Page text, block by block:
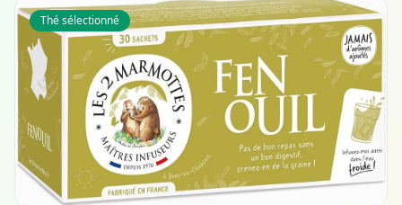
Thé sélectionné